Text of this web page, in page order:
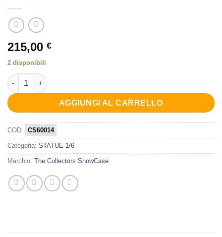
215,00 €
2 disponibili
Crazy Horse quantità
AGGIUNGI AL CARRELLO
COD: CS60014
Categoria: STATUE 1/6
Marchio: The Collectors ShowCase